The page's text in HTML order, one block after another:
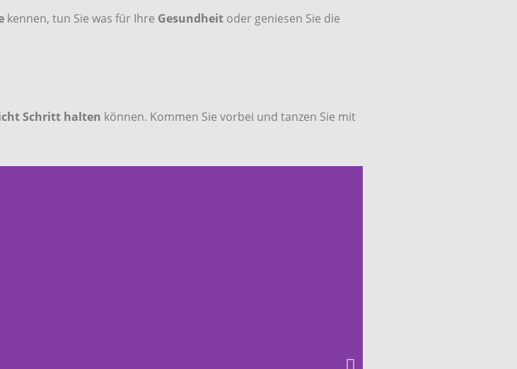
kennen, tun Sie was für Ihre Gesundheitoder geniesen Sie die
Schritt halten können. Kommen Sie vorbei und tanzen Sie mit